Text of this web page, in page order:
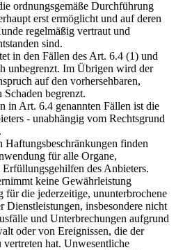
ordnungsgemäße Durchführung
erst ermöglicht und auf deren
regelmäßig vertraut und
sind.
in den Fällen des Art. 6.4 (1) und
unbegrenzt. Im Übrigen wird der
auf den vorhersehbaren,
Schaden begrenzt.
in Art. 6.4 genannten Fällen ist die
- unabhängig vom Rechtsgrund
Haftungsbeschränkungen finden
für alle Organe,
des Anbieters.
keine Gewährleistung
für die jederzeitige, ununterbrochene
Dienstleistungen, insbesondere nicht
und Unterbrechungen aufgrund
oder von Ereignissen, die der
hat. Unwesentliche